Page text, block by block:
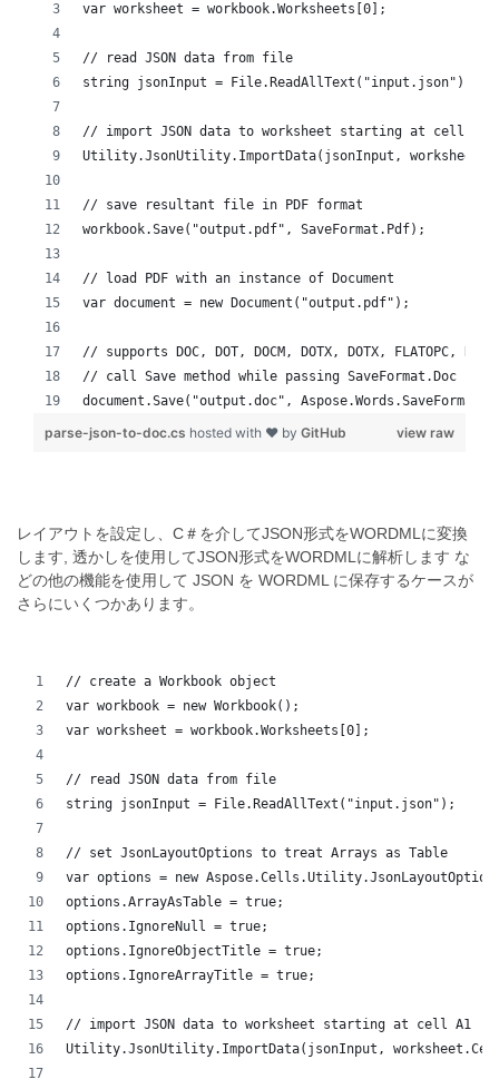
var worksheet = workbook.Worksheets[0];
// read JSON data from file
string jsonInput = File.ReadAllText("input.json");
// import JSON data to worksheet starting at cell A1
Utility.JsonUtility.ImportData(jsonInput,
// save resultant file in PDF format
workbook.Save("output.pdf", SaveFormat.Pdf);
// load PDF with an instance of Document
var document = new Document("output.pdf");
// supports DOC, DOT, DOCM, DOTX, DOTX, FLATOPC,
// call Save method while passing SaveFormat.Doc
document.Save("output.doc",
view raw
parse-json-to-doc.cs hosted with ❤ by GitHub
レイアウトを設定し、C＃を介してJSON形式をWORDMLに変換
します, 透かしを使用してJSON形式をWORDMLに解析します な
どの他の機能を使用して JSON を WORDML に保存するケースが
さらにいくつかあります。
// create a Workbook object
var workbook = new Workbook();
var worksheet = workbook.Worksheets[0];
// read JSON data from file
string jsonInput = File.ReadAllText("input.json");
// set JsonLayoutOptions to treat Arrays as Table
var options = new
options.ArrayAsTable = true;
options.IgnoreNull = true;
options.IgnoreObjectTitle = true;
options.IgnoreArrayTitle = true;
// import JSON data to worksheet starting at cell A1
Utility.JsonUtility.ImportData(jsonInput,